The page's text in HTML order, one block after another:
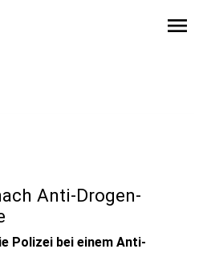
menu
Anti-Drogen-
Polizei bei einem Anti-